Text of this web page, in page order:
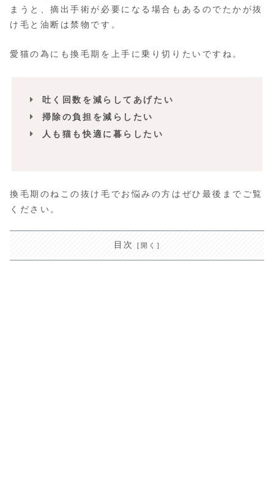
まうと、摘出手術が必要になる場合もあるのでたかが抜
け毛と油断は禁物です。
愛猫の為にも換毛期を上手に乗り切りたいですね。
吐く回数を減らしてあげたい
掃除の負担を減らしたい
人も猫も快適に暮らしたい
換毛期のねこの抜け毛でお悩みの方はぜひ最後までご覧
ください。
目次